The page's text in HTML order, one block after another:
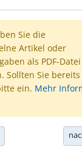
Sie die
Artikel oder
als PDF-Datei
Sollten Sie
ein. Mehr